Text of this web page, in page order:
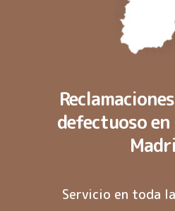
defectuoso en
Servicio en toda